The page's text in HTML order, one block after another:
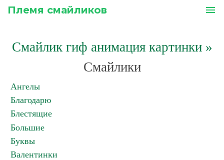
Племя смайликов menu
Смайлик гиф анимация картинки»
Смайлики
Ангелы
Благодарю
Блестящие
Большие
Буквы
Валентинки